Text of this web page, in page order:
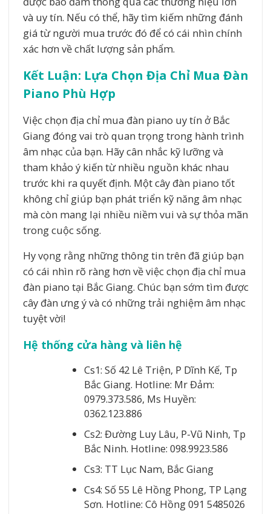
và uy tín. Nếu có thể, hãy tìm kiếm những đánh
giá từ người mua trước đó để có cái nhìn chính
xác hơn về chất lượng sản phẩm.
Kết Luận: Lựa Chọn Địa Chỉ Mua Đàn
Piano Phù Hợp
Việc chọn địa chỉ mua đàn piano uy tín ở Bắc
Giang đóng vai trò quan trọng trong hành trình
âm nhạc của bạn. Hãy cân nhắc kỹ lưỡng và
tham khảo ý kiến từ nhiều nguồn khác nhau
trước khi ra quyết định. Một cây đàn piano tốt
không chỉ giúp bạn phát triển kỹ năng âm nhạc
mà còn mang lại nhiều niềm vui và sự thỏa mãn
trong cuộc sống.
Hy vọng rằng những thông tin trên đã giúp bạn
có cái nhìn rõ ràng hơn về việc chọn địa chỉ mua
đàn piano tại Bắc Giang. Chúc bạn sớm tìm được
cây đàn ưng ý và có những trải nghiệm âm nhạc
tuyệt vời!
Hệ thống cửa hàng và liên hệ
Cs1: Số 42 Lê Triện, P Dĩnh Kế, Tp
Bắc Giang. Hotline: Mr Đảm:
0979.373.586, Ms Huyền:
0362.123.886
Cs2: Đường Luy Lâu, P-Vũ Ninh, Tp
Bắc Ninh. Hotline: 098.9923.586
Cs3: TT Lục Nam, Bắc Giang
Cs4: Số 55 Lê Hồng Phong, TP Lạng
Sơn. Hotline: Cô Hồng 091 5485026